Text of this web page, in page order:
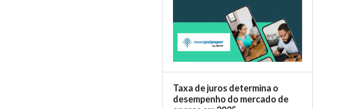
Taxa de juros determina o
desempenho do mercado de